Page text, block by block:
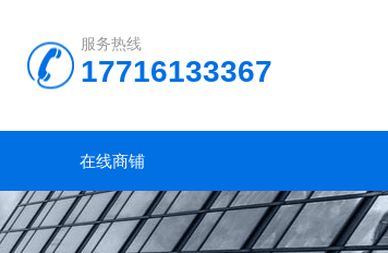
服务热线
17716133367
在线商铺